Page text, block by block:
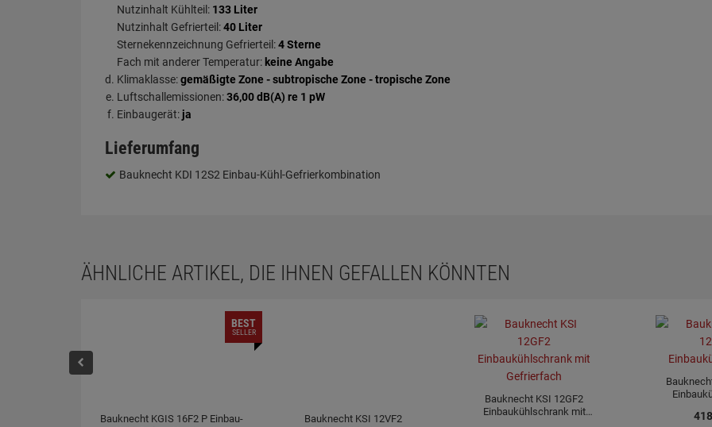
Nutzinhalt Kühlteil: 133 Liter
Nutzinhalt Gefrierteil:40 Liter
Sternekennzeichnung Gefrierteil:4 Sterne
Fach mit anderer Temperatur: keine Angabe
Klimaklasse:gemäßigte Zone - subtropische Zone - tropische Zone
Luftschallemissionen:36,00 dB(A) re 1 pW
Einbaugerät: ja
Lieferumfang
Bauknecht KDI 12S2 Einbau-Kühl-Gefrierkombination
ÄHNLICHE ARTIKEL, DIE IHNEN GEFALLEN KÖNNTEN
Bauknecht KGIS 16F2 P Einbau-
BEST
SELLER
Bauknecht KSI 12VF2
Bauknecht KSI 12GF2
Einbaukühlschrank mit